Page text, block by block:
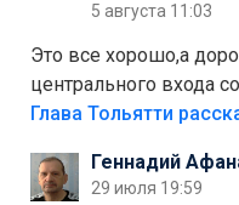
5 августа 11:03
Это все хорошо,а
центрального входа
аттракционам слабо
лежала в парке и
Геннадий
29 июля 19:59